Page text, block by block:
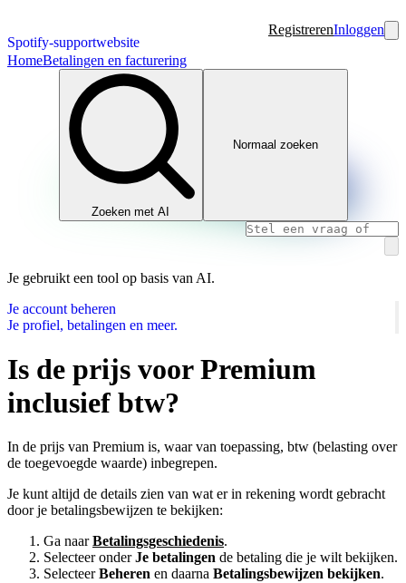
Spotify-supportwebsite
RegistrerenInloggen
HomeBetalingen en facturering
Zoeken met AI
Normaal zoeken
Je gebruikt een tool op basis van AI.
Je account beheren
Je profiel, betalingen en meer.
Is de prijs voor Premium
inclusief btw?
In de prijs van Premium is, waar van toepassing, btw (belasting over
de toegevoegde waarde) inbegrepen.
Je kunt altijd de details zien van wat er in rekening wordt gebracht
door je betalingsbewijzen te bekijken:
Ga naarBetalingsgeschiedenis.
Selecteer onderJe betalingen de betaling die je wilt bekijken.
SelecteerBeheren en daarna Betalingsbewijzen bekijken.